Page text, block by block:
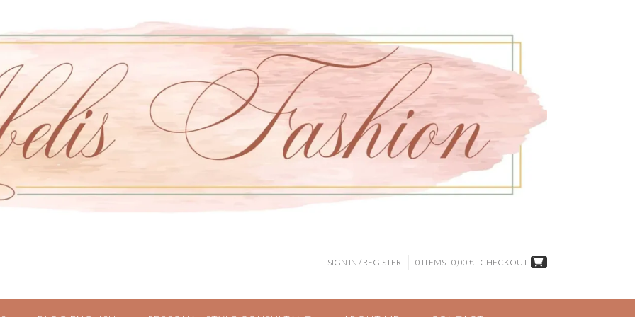
SIGN IN / REGISTER 0 ITEMS - 0,00 € CHECKOUT